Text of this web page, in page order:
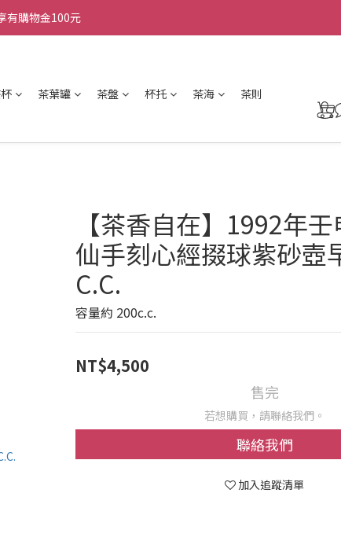
有購物金100元
茶葉罐 茶盤 杯托 茶海 茶則
【茶香自在】1992年
仙手刻心經掇球紫砂壺
C.C.
容量約 200c.c.
NT$4,500
售完
若想購買，請聯絡我們。
聯絡我們
加入追蹤清單